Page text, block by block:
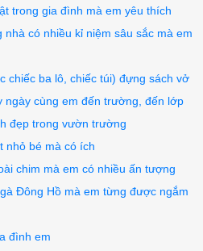
trong gia đình mà em yêu thích
có nhiều kỉ niệm sâu sắc mà em
chiếc ba lô, chiếc túi) đựng sách vở
ngày cùng em đến trường, đến lớp
đẹp trong vườn trường
nhỏ bé mà có ích
chim mà em có nhiều ấn tượng
Đông Hồ mà em từng được ngắm
đình em